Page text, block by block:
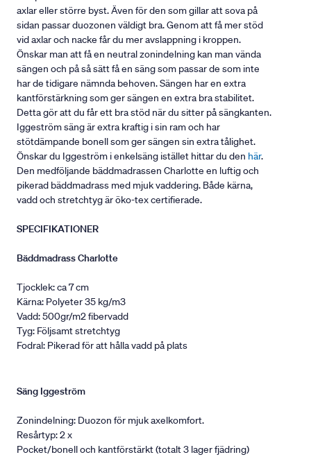
axlar eller större byst. Även för den som gillar att sova på
sidan passar duozonen väldigt bra. Genom att få mer stöd
vid axlar och nacke får du mer avslappning i kroppen.
Önskar man att få en neutral zonindelning kan man vända
sängen och på så sätt få en säng som passar de som inte
har de tidigare nämnda behoven. Sängen har en extra
kantförstärkning som ger sängen en extra bra stabilitet.
Detta gör att du får ett bra stöd när du sitter på sängkanten.
Iggeström säng är extra kraftig i sin ram och har
stötdämpande bonell som ger sängen sin extra tålighet.
Önskar du Iggeström i enkelsäng istället hittar du den här.
Den medföljande bäddmadrassen Charlotte en luftig och
pikerad bäddmadrass med mjuk vaddering. Både kärna,
vadd och stretchtyg är öko-tex certifierade.
SPECIFIKATIONER
Bäddmadrass Charlotte
Tjocklek: ca 7 cm
Kärna: Polyeter 35 kg/m3
Vadd: 500gr/m2 fibervadd
Tyg: Följsamt stretchtyg
Fodral: Pikerad för att hålla vadd på plats
Säng Iggeström
Zonindelning: Duozon för mjuk axelkomfort.
Resårtyp: 2 x
Pocket/bonell och kantförstärkt (totalt 3 lager fjädring)